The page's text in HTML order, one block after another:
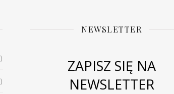
NEWSLETTER
ZAPISZ SIĘ NA
NEWSLETTER